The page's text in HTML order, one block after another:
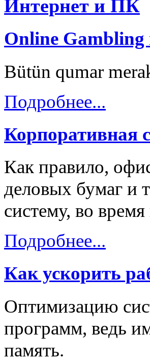
Интернет и ПК
Online Gambling
Bütün qumar
Подробнее...
Корпоративная
Как правило,
деловых бумаг и
систему, во
Подробнее...
Как ускорить
Оптимизацию
программ, ведь
память.